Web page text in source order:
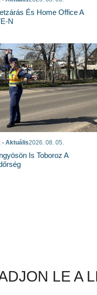
És Home Office A
N
- Aktuális2026. 08. 05.
Is Toboroz A
LE A